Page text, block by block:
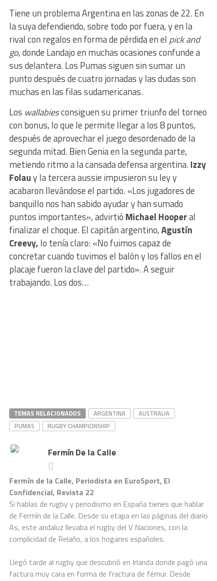
Tiene un problema Argentina en las zonas de 22. En
la suya defendiendo, sobre todo por fuera, y en la
rival con regalos en forma de pérdida en el pick and
go, donde Landajo en muchas ocasiones confunde a
sus delantera. Los Pumas siguen sin sumar un
punto después de cuatro jornadas y las dudas son
muchas en las filas sudamericanas.
Los wallabiesconsiguen su primer triunfo del torneo
con bonus, lo que le permite llegar a los 8 puntos,
después de aprovechar el juego desordenado de la
segunda mitad. Bien Genia en la segunda parte,
metiendo ritmo a la cansada defensa argentina.Izzy
Folauy la tercera aussie impusieron su ley y
acabaron llevándose el partido. «Los jugadores de
banquillo nos han sabido ayudar y han sumado
puntos importantes», advirtió Michael Hooperal
finalizar el choque. El capitán argentino,Agustín
Creevy, lo tenía claro: «No fuimos capaz de
concretar cuando tuvimos el balón y los fallos en el
placaje fueron la clave del partido». A seguir
trabajando. Los dos…
TEMAS RELACIONADOS ARGENTINA
AUSTRALIA
PUMAS
RUGBY CHAMPIONSHIP
Fermín De la Calle
Fermín de la Calle, Periodista en EuroSport, El
Confidencial, Revista 22
Si hablas de rugby y periodismo en España tienes que hablar
de Fermín de la Calle. Desde su etapa en las páginas del diario
As, este andaluz llevaba el rugby del V Naciones, con la
complicidad de Relaño, a los hogares españoles.
Llegó tarde al rugby que descubrió en Irlanda donde pagó una
factura muy cara en forma de fractura de fémur. Desde